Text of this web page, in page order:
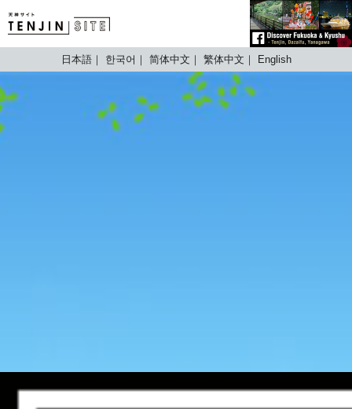
TENJIN SITE
日本語 한국어 简体中文 繁体中文 English